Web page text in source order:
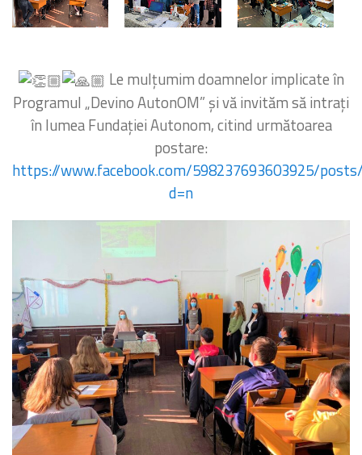
Le mulțumim doamnelor implicate în
Programul „Devino AutonOM” și vă invităm să intrați
în lumea Fundației Autonom, citind următoarea
postare:
https://www.facebook.com/598237693603925/
d=n